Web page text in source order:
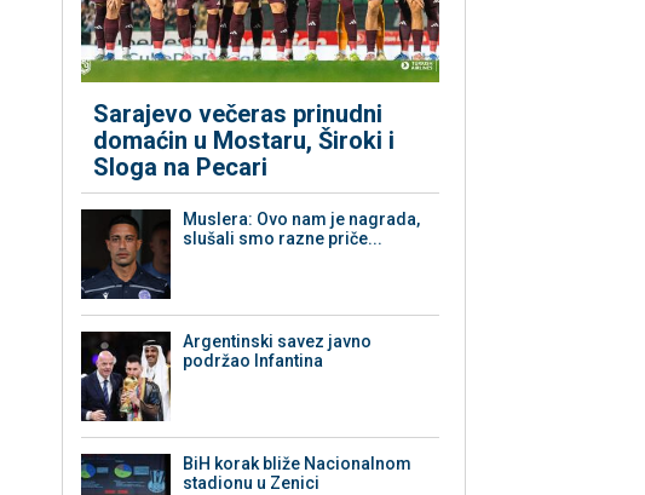
Sarajevo večeras prinudni
domaćin u Mostaru, Široki i
Sloga na Pecari
Muslera: Ovo nam je nagrada,
slušali smo razne priče...
Argentinski savez javno
podržao Infantina
BiH korak bliže Nacionalnom
stadionu u Zenici